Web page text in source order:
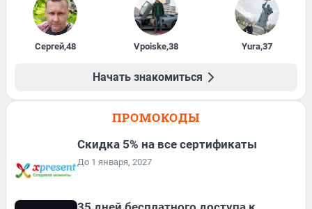
Сергей,48 Vpoiske,38 Yura,37
Начать знакомиться
ПРОМОКОДЫ
Скидка 5% на все сертификаты
До 1 января, 2027